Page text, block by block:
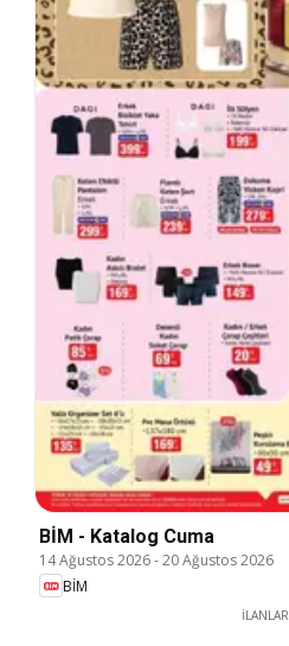
BİM - Katalog Cuma
14 Ağustos 2026-20 Ağustos 2026
BİM
İLANLAR